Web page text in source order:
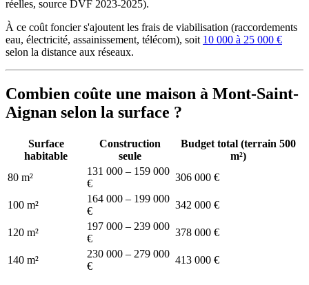
réelles, source DVF 2023-2025).
À ce coût foncier s'ajoutent les frais de viabilisation (raccordements
eau, électricité, assainissement, télécom), soit 10 000 à 25 000 €
selon la distance aux réseaux.
Combien coûte une maison à Mont-Saint-
Aignan selon la surface ?
Surface
habitable
Construction
seule
Budget total (terrain 500
m²)
80 m²
131 000 – 159 000
€
306 000 €
100 m²
164 000 – 199 000
€
342 000 €
120 m²
197 000 – 239 000
€
378 000 €
140 m²
230 000 – 279 000
€
413 000 €